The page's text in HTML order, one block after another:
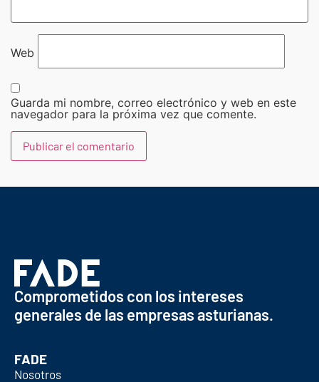
Web
Guarda mi nombre, correo electrónico y web en este
navegador para la próxima vez que comente.
Comprometidos con los intereses
generales de las empresas asturianas.
FADE
Nosotros